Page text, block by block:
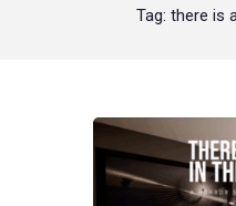
Tag: there is
GAME